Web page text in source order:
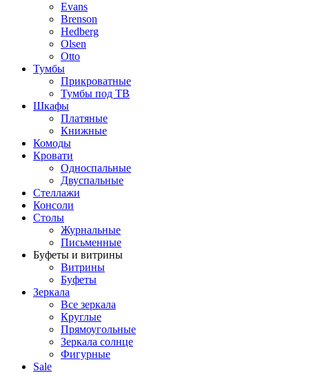
Evans
Brenson
Hedberg
Olsen
Otto
Тумбы
Прикроватные
Тумбы под ТВ
Шкафы
Платяные
Книжные
Комоды
Кровати
Односпальные
Двуспальные
Стеллажи
Консоли
Столы
Журнальные
Письменные
Буфеты и витрины
Витрины
Буфеты
Зеркала
Все зеркала
Круглые
Прямоугольные
Зеркала солнце
Фигурные
Sale